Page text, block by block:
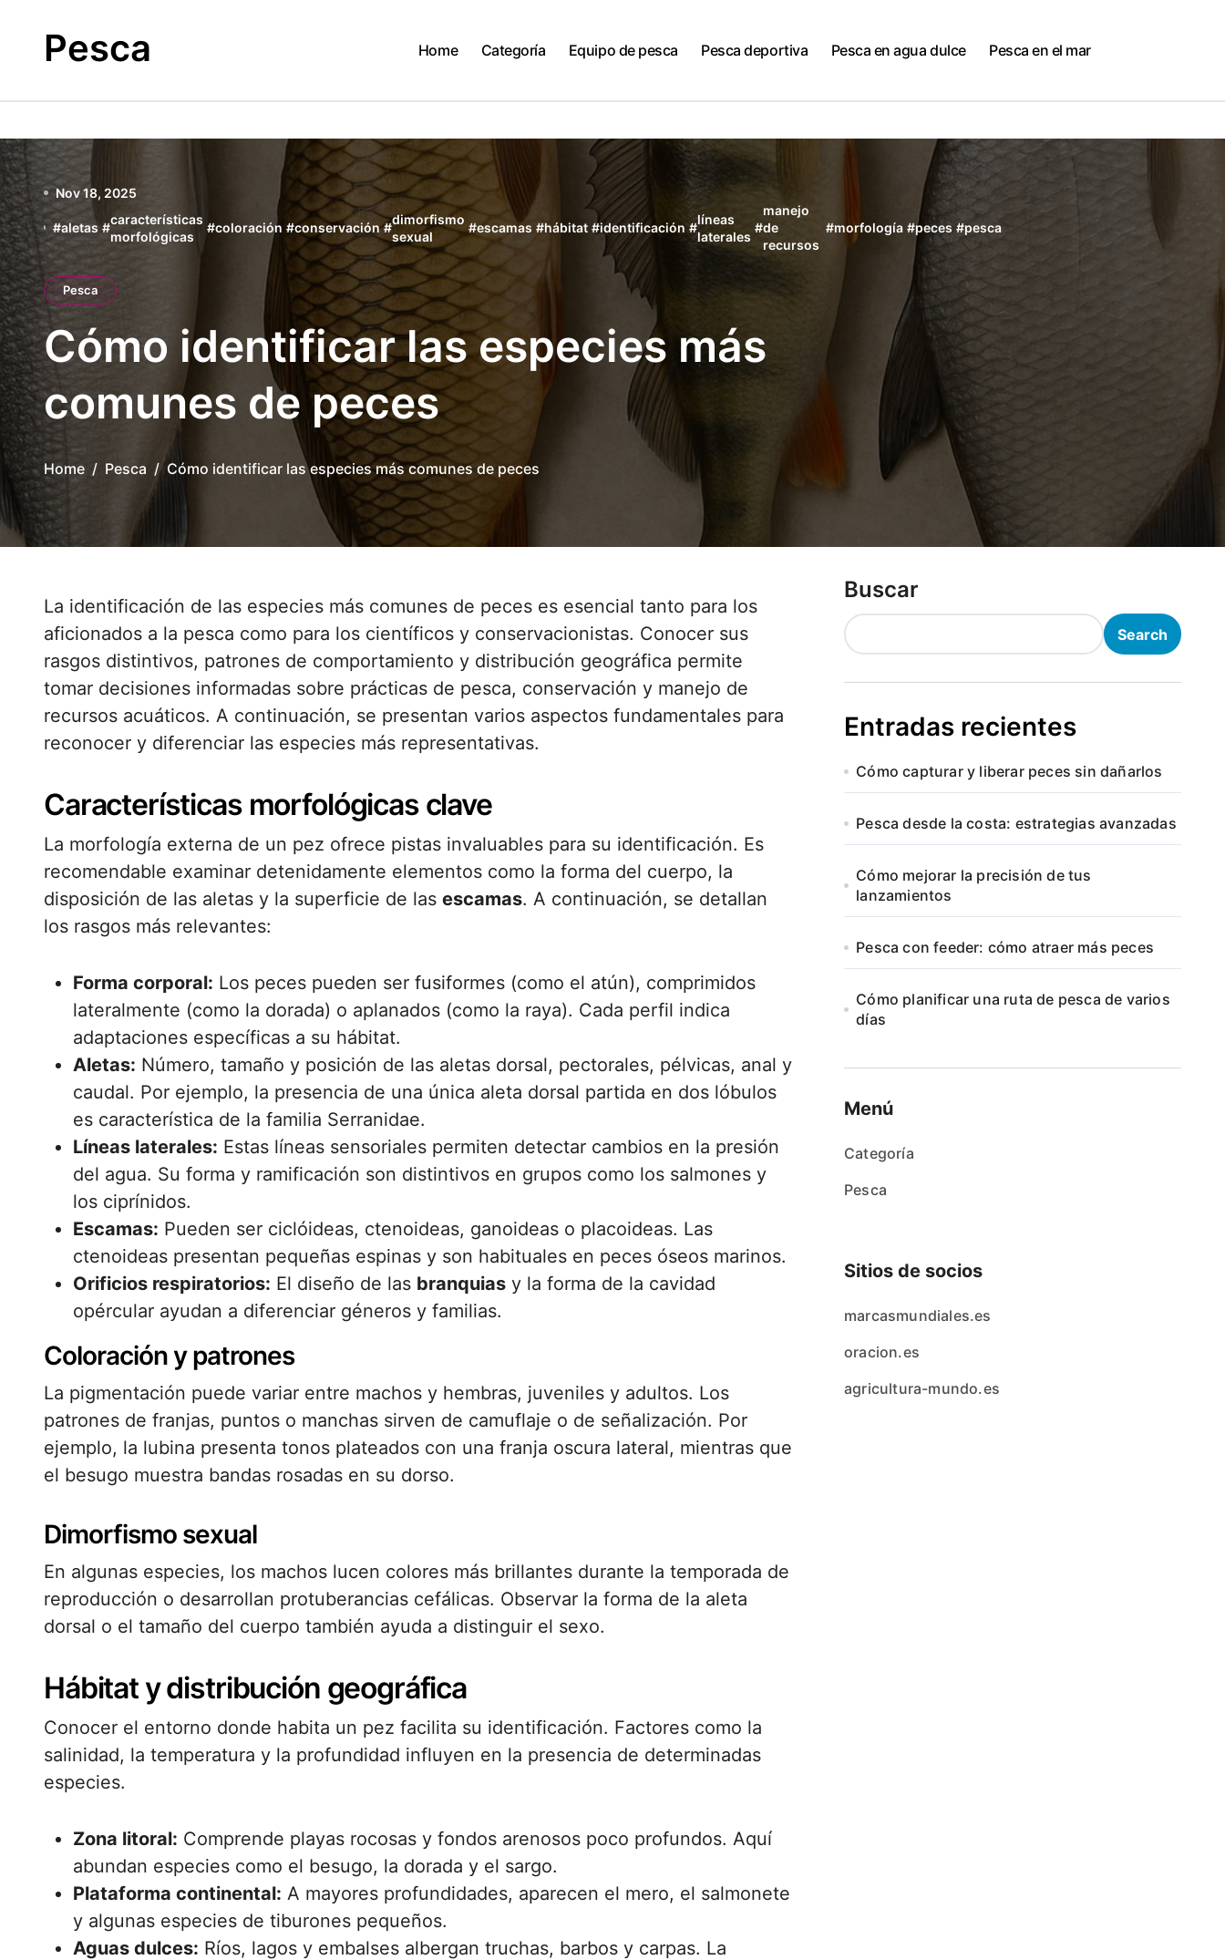
contentPesca Home Categoría Equipo de pesca Pesca deportiva Pesca en agua dulce Pesca en el mar
Nov 18, 2025
#aletas #
características
morfológicas
#coloración #conservación #
dimorfismo
sexual
#escamas #hábitat #identificación #
líneas
laterales
#
manejo
de
recursos
#morfología #peces #pesca
Pesca
Cómo identificar las especies más
comunes de peces
Home Pesca Cómo identificar las especies más comunes de peces
La identificación de las especies más comunes de peces es esencial tanto para los
aficionados a la pesca como para los científicos y conservacionistas. Conocer sus
rasgos distintivos, patrones de comportamiento y distribución geográfica permite
tomar decisiones informadas sobre prácticas de pesca, conservación y manejo de
recursos acuáticos. A continuación, se presentan varios aspectos fundamentales para
reconocer y diferenciar las especies más representativas.
Características morfológicas clave
La morfología externa de un pez ofrece pistas invaluables para su identificación. Es
recomendable examinar detenidamente elementos como la forma del cuerpo, la
disposición de las aletas y la superficie de las escamas. A continuación, se detallan
los rasgos más relevantes:
Forma corporal: Los peces pueden ser fusiformes (como el atún), comprimidos
lateralmente (como la dorada) o aplanados (como la raya). Cada perfil indica
adaptaciones específicas a su hábitat.
Aletas: Número, tamaño y posición de las aletas dorsal, pectorales, pélvicas, anal y
caudal. Por ejemplo, la presencia de una única aleta dorsal partida en dos lóbulos
es característica de la familia Serranidae.
Líneas laterales: Estas líneas sensoriales permiten detectar cambios en la presión
del agua. Su forma y ramificación son distintivos en grupos como los salmones y
los ciprínidos.
Escamas: Pueden ser ciclóideas, ctenoideas, ganoideas o placoideas. Las
ctenoideas presentan pequeñas espinas y son habituales en peces óseos marinos.
Orificios respiratorios: El diseño de las branquias y la forma de la cavidad
opércular ayudan a diferenciar géneros y familias.
Coloración y patrones
La pigmentación puede variar entre machos y hembras, juveniles y adultos. Los
patrones de franjas, puntos o manchas sirven de camuflaje o de señalización. Por
ejemplo, la lubina presenta tonos plateados con una franja oscura lateral, mientras que
el besugo muestra bandas rosadas en su dorso.
Dimorfismo sexual
En algunas especies, los machos lucen colores más brillantes durante la temporada de
reproducción o desarrollan protuberancias cefálicas. Observar la forma de la aleta
dorsal o el tamaño del cuerpo también ayuda a distinguir el sexo.
Hábitat y distribución geográfica
Conocer el entorno donde habita un pez facilita su identificación. Factores como la
salinidad, la temperatura y la profundidad influyen en la presencia de determinadas
especies.
Zona litoral: Comprende playas rocosas y fondos arenosos poco profundos. Aquí
abundan especies como el besugo, la dorada y el sargo.
Plataforma continental: A mayores profundidades, aparecen el mero, el salmonete
y algunas especies de tiburones pequeños.
Aguas dulces: Ríos, lagos y embalses albergan truchas, barbos y carpas. La
Buscar
Search
Entradas recientes
Cómo capturar y liberar peces sin dañarlos
Pesca desde la costa: estrategias avanzadas
Cómo mejorar la precisión de tus
lanzamientos
Pesca con feeder: cómo atraer más peces
Cómo planificar una ruta de pesca de varios
días
Menú
Categoría
Pesca
Sitios de socios
marcasmundiales.es
oracion.es
agricultura-mundo.es